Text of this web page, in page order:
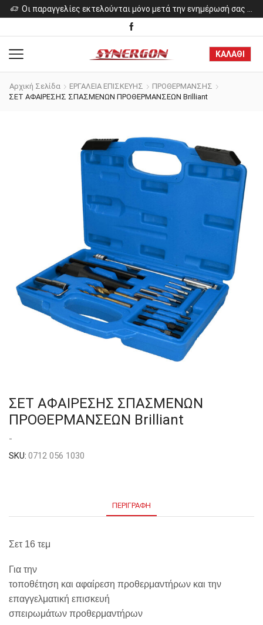
ΚΑΛΑΘΙ
Αρχική Σελίδα ΕΡΓΑΛΕΙΑ ΕΠΙΣΚΕΥΗΣ
ΠΡΟΘΕΡΜΑΝΣΗΣ
ΣΕΤ ΑΦΑΙΡΕΣΗΣ ΣΠΑΣΜΕΝΩΝ ΠΡΟΘΕΡΜΑΝΣΕΩΝ Brilliant
ΣΕΤ ΑΦΑΙΡΕΣΗΣ ΣΠΑΣΜΕΝΩΝ
ΠΡΟΘΕΡΜΑΝΣΕΩΝ Brilliant
-
SKU: 0712 056 1030
ΠΕΡΙΓΡΑΦΉ
Σετ 16 τεμ
Για την
τοποθέτηση και αφαίρεση προθερμαντήρων και την
επαγγελματική επισκευή
σπειρωμάτων προθερμαντήρων